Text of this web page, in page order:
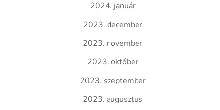
2024. január
2023. december
2023. november
2023. október
2023. szeptember
2023. augusztus